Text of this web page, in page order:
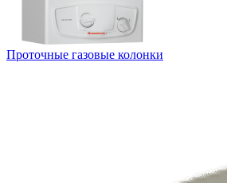
Проточные газовые колонки